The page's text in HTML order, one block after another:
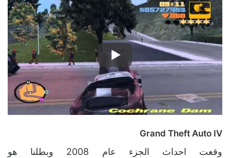
Grand Theft Auto IV
وقعت احداث الجزء عام 2008 وبطلنا هو